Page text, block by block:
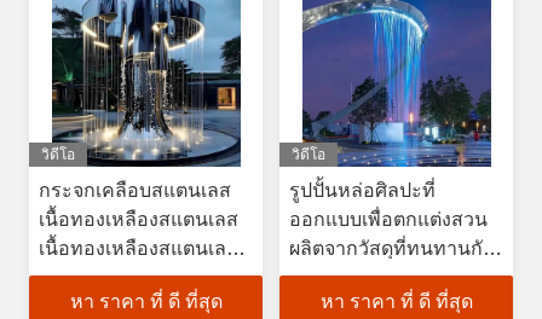
วิดีโอ
กระจกเคลือบสแตนเลส
เนื้อทองเหลืองสแตนเลส
เนื้อทองเหลืองสแตนเลส
เนื้อทองเหลืองสแตนเลส
หา ราคา ที่ ดี ที่สุด
วิดีโอ
รูปปั้นหล่อศิลปะที่
ออกแบบเพื่อตกแต่งสวน
ผลิตจากวัสดุที่ทนทานกับ
สภาพอากาศและการ
สร้างที่ทนทาน
หา ราคา ที่ ดี ที่สุด